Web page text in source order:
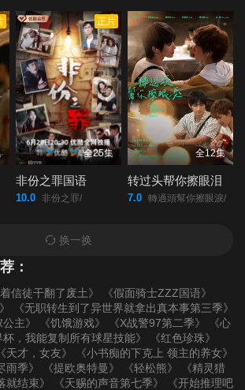
正片
全25集
非份之罪国语
10.0 非份之罪/
全12集
转过头帮你擦眼泪
7.0 轉過頭幫你擦眼淚/
换一换
：
信徒干翻了废土》
《假面骑士ZZZ国语》
《无职转生到了异世界就拿出真本事第三季》
公主》 《饥饿游戏》 《X战警97第二季》
《心
杯，我能复制所有球星技能》
《红色珍珠》
《天才，女友》
《小书痴的下克上 领主的养女》
雨季》 《提欧奥特曼》 《轻松熊》
《精灵猎
就结束》 《天赐的声音第七季》
《开始推理吧